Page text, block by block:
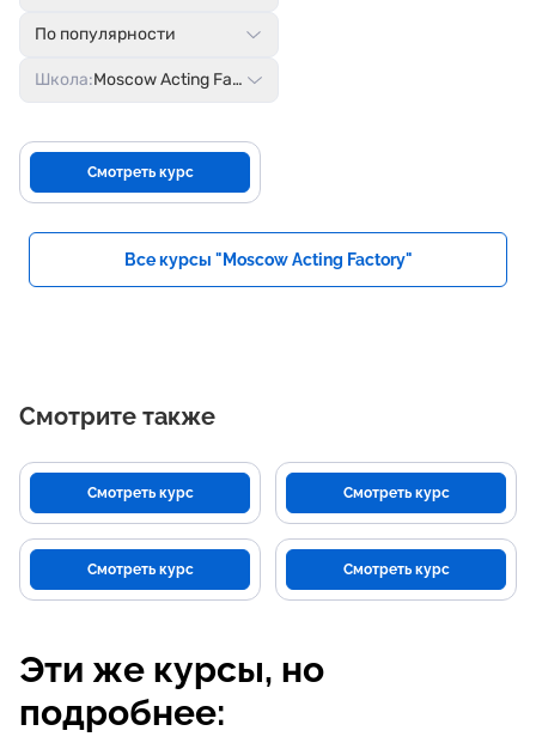
Школа:Moscow Acting Factory
По популярности
Смотреть курс
Все курсы "Moscow Acting Factory"
Смотрите также
Смотреть курс Смотреть курс
Смотреть курс Смотреть курс
Эти же курсы, но
подробнее: